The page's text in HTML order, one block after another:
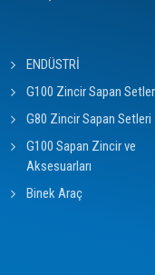
ENDÜSTRİ
G100 Zincir Sapan
G80 Zincir Sapan Setleri
G100 Sapan Zincir ve
Aksesuarları
Binek Araç